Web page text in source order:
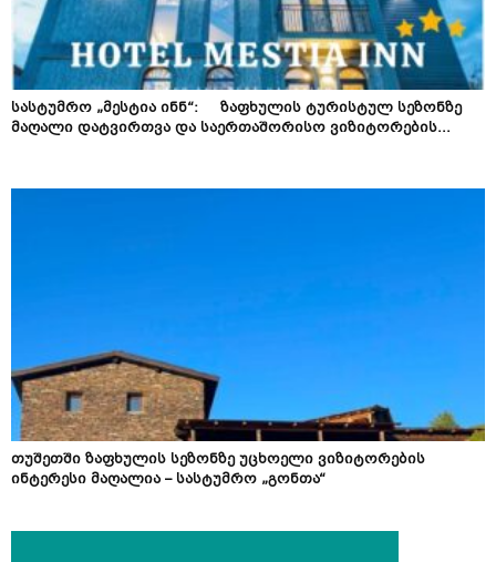
სასტუმრო „მესტია ინნ“: ზაფხულის ტურისტულ სეზონზე
მაღალი დატვირთვა და საერთაშორისო ვიზიტორების...
თუშეთში ზაფხულის სეზონზე უცხოელი ვიზიტორების
ინტერესი მაღალია – სასტუმრო „გონთა“